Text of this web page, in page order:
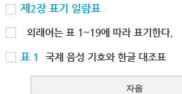
제2장 표기 일람표
외래어는 표 1~19에 따라 표기한다.
표 1 국제 음성 기호와 한글 대조표
자음